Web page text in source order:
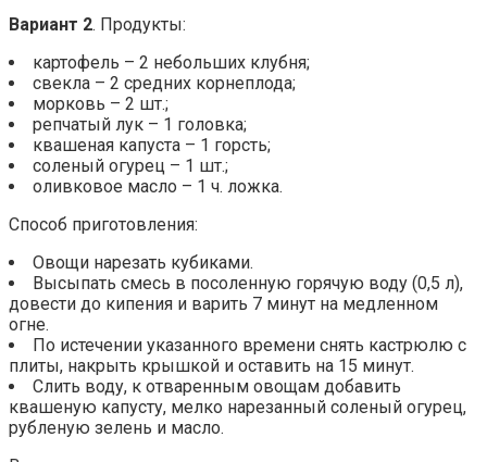
Вариант 2. Продукты:
картофель – 2 небольших клубня;
свекла – 2 средних корнеплода;
морковь – 2 шт.;
репчатый лук – 1 головка;
квашеная капуста – 1 горсть;
соленый огурец – 1 шт.;
оливковое масло – 1 ч. ложка.
Способ приготовления:
Овощи нарезать кубиками.
Высыпать смесь в посоленную горячую воду (0,5 л),
довести до кипения и варить 7 минут на медленном
огне.
По истечении указанного времени снять кастрюлю с
плиты, накрыть крышкой и оставить на 15 минут.
Слить воду, к отваренным овощам добавить
квашеную капусту, мелко нарезанный соленый огурец,
рубленую зелень и масло.